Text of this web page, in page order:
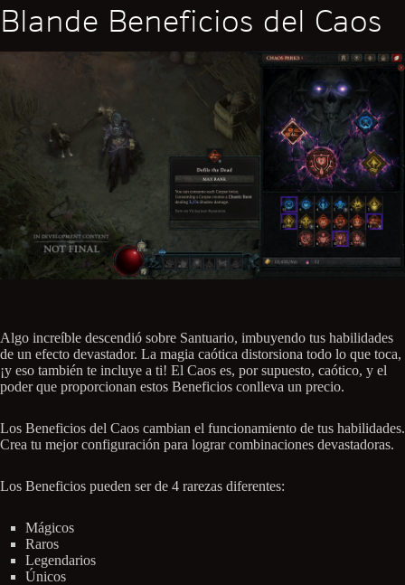
Blande Beneficios del Caos
Algo increíble descendió sobre Santuario, imbuyendo tus habilidades
de un efecto devastador. La magia caótica distorsiona todo lo que toca,
¡y eso también te incluye a ti! El Caos es, por supuesto, caótico, y el
poder que proporcionan estos Beneficios conlleva un precio.
Los Beneficios del Caos cambian el funcionamiento de tus habilidades.
Crea tu mejor configuración para lograr combinaciones devastadoras.
Los Beneficios pueden ser de 4 rarezas diferentes:
Mágicos
Raros
Legendarios
Únicos